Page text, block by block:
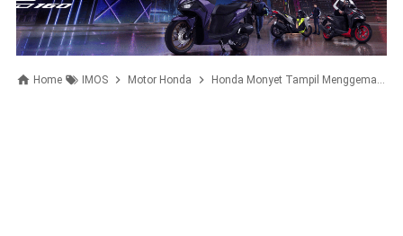
Home IMOS Motor Honda Honda Monyet Tampil Menggemaskan di IMOS 2016